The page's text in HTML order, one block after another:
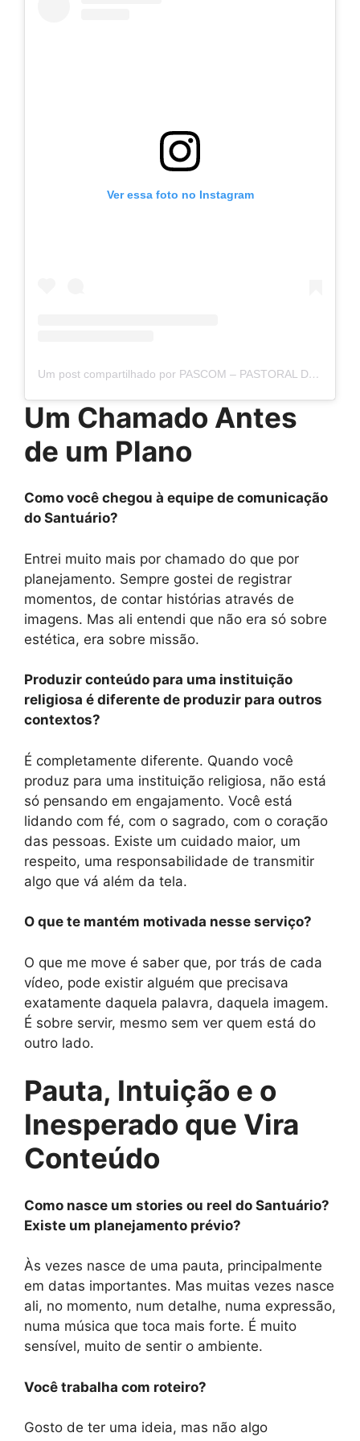
Ver essa foto no Instagram
Um post compartilhado por PASCOM – PASTORAL DA COMUNICAÇÃO DO ROCIO (@pascom_rocio)
Um Chamado Antes
de um Plano
Como você chegou à equipe de comunicação
do Santuário?
Entrei muito mais por chamado do que por
planejamento. Sempre gostei de registrar
momentos, de contar histórias através de
imagens. Mas ali entendi que não era só sobre
estética, era sobre missão.
Produzir conteúdo para uma instituição
religiosa é diferente de produzir para outros
contextos?
É completamente diferente. Quando você
produz para uma instituição religiosa, não está
só pensando em engajamento. Você está
lidando com fé, com o sagrado, com o coração
das pessoas. Existe um cuidado maior, um
respeito, uma responsabilidade de transmitir
algo que vá além da tela.
O que te mantém motivada nesse serviço?
O que me move é saber que, por trás de cada
vídeo, pode existir alguém que precisava
exatamente daquela palavra, daquela imagem.
É sobre servir, mesmo sem ver quem está do
outro lado.
Pauta, Intuição e o
Inesperado que Vira
Conteúdo
Como nasce um stories ou reel do Santuário?
Existe um planejamento prévio?
Às vezes nasce de uma pauta, principalmente
em datas importantes. Mas muitas vezes nasce
ali, no momento, num detalhe, numa expressão,
numa música que toca mais forte. É muito
sensível, muito de sentir o ambiente.
Você trabalha com roteiro?
Gosto de ter uma ideia, mas não algo